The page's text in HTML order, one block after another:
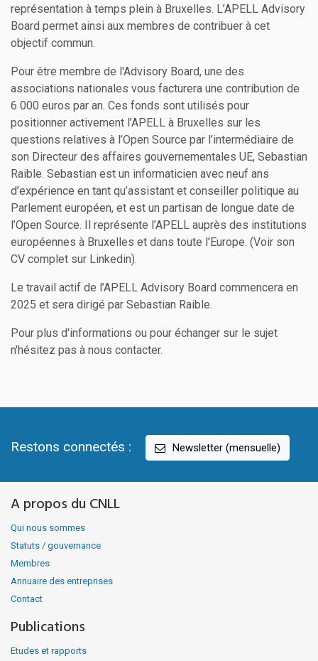
représentation à temps plein à Bruxelles. L’APELL Advisory
Board permet ainsi aux membres de contribuer à cet
objectif commun.
Pour être membre de l'Advisory Board, une des
associations nationales vous facturera une contribution de
6 000 euros par an. Ces fonds sont utilisés pour
positionner activement l’APELL à Bruxelles sur les
questions relatives à l’Open Source par l’intermédiaire de
son Directeur des affaires gouvernementales UE, Sebastian
Raible. Sebastian est un informaticien avec neuf ans
d’expérience en tant qu’assistant et conseiller politique au
Parlement européen, et est un partisan de longue date de
l’Open Source. Il représente l’APELL auprès des institutions
européennes à Bruxelles et dans toute l’Europe. (Voir son
CV complet sur Linkedin).
Le travail actif de l’APELL Advisory Board commencera en
2025 et sera dirigé par Sebastian Raible.
Pour plus d'informations ou pour échanger sur le sujet
n'hésitez pas à nous contacter.
Restons connectés : Newsletter (mensuelle)
A propos du CNLL
Qui nous sommes
Statuts / gouvernance
Membres
Annuaire des entreprises
Contact
Publications
Etudes et rapports